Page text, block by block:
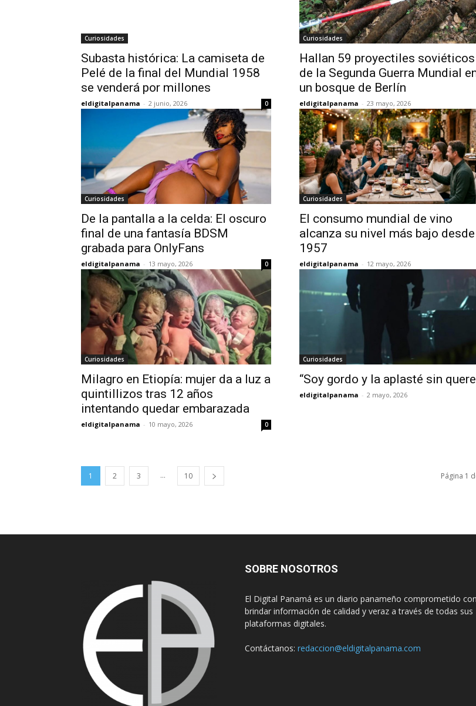
Curiosidades
Subasta histórica: La camiseta de
Pelé de la final del Mundial 1958
se venderá por millones
eldigitalpanama - 2 junio, 2026 0
Curiosidades
Hallan 59 proyectiles soviéticos
de la Segunda Guerra Mundial
un bosque de Berlín
eldigitalpanama - 23 mayo, 2026
Curiosidades
De la pantalla a la celda: El oscuro
final de una fantasía BDSM
grabada para OnlyFans
eldigitalpanama - 13 mayo, 2026 0
Curiosidades
El consumo mundial de vino
alcanza su nivel más bajo desde
1957
eldigitalpanama - 12 mayo, 2026
Curiosidades
Milagro en Etiopía: mujer da a luz a
quintillizos tras 12 años
intentando quedar embarazada
eldigitalpanama - 10 mayo, 2026 0
Curiosidades
“Soy gordo y la aplasté sin
eldigitalpanama - 2 mayo, 2026
1 2 3 ... 10 Página 1
SOBRE NOSOTROS
El Digital Panamá es un diario panameño comprometido con
brindar información de calidad y veraz a través de todas sus
plataformas digitales.
Contáctanos: redaccion@eldigitalpanama.com